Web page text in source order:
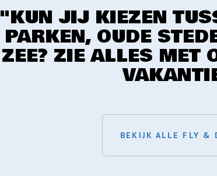
"KUN JIJ KIEZEN
PARKEN, OUDE
ZEE? ZIE ALLES MET
BEKIJK ALLE FLY &